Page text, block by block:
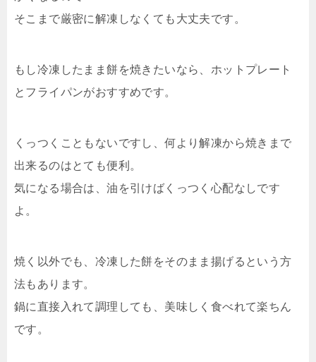
そこまで厳密に解凍しなくても大丈夫です。
もし冷凍したまま餅を焼きたいなら、ホットプレート
とフライパンがおすすめです。
くっつくこともないですし、何より解凍から焼きまで
出来るのはとても便利。
気になる場合は、油を引けばくっつく心配なしです
よ。
焼く以外でも、冷凍した餅をそのまま揚げるという方
法もあります。
鍋に直接入れて調理しても、美味しく食べれて楽ちん
です。